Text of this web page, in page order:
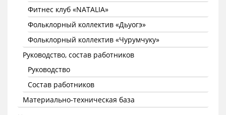
Фитнес клуб «NATALIA»
Фольклорный коллектив «Дьуогэ»
Фольклорный коллектив «Чурумчуку»
Руководство, состав работников
Руководство
Состав работников
Материально-техническая база